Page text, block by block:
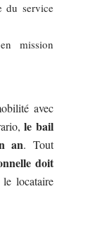
du service
mission
avec
le bail
an. Tout
doit
locataire